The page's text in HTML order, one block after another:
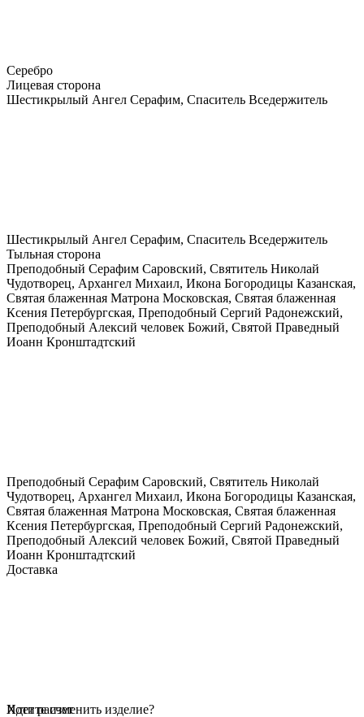
Серебро
Лицевая сторона
Шестикрылый Ангел Серафим, Спаситель Вседержитель
Шестикрылый Ангел Серафим, Спаситель Вседержитель
Тыльная сторона
Преподобный Серафим Саровский, Святитель Николай
Чудотворец, Архангел Михаил, Икона Богородицы Казанская,
Святая блаженная Матрона Московская, Святая блаженная
Ксения Петербургская, Преподобный Сергий Радонежский,
Преподобный Алексий человек Божий, Святой Праведный
Иоанн Кронштадтский
Преподобный Серафим Саровский, Святитель Николай
Чудотворец, Архангел Михаил, Икона Богородицы Казанская,
Святая блаженная Матрона Московская, Святая блаженная
Ксения Петербургская, Преподобный Сергий Радонежский,
Преподобный Алексий человек Божий, Святой Праведный
Иоанн Кронштадтский
Доставка
Идет расчет
Хотите изменить изделие?